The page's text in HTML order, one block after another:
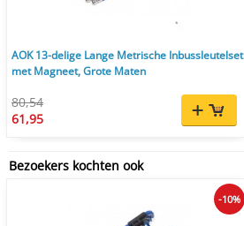
AOK 13-delige Lange Metrische Inbussleutelset
met Magneet, Grote Maten
80,54
61,95
Bezoekers kochten ook
-10%